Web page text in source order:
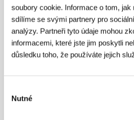
soubory cookie. Informace o tom, jak
sdílíme se svými partnery pro
analýzy. Partneři tyto údaje mohou
informacemi, které jste jim poskytli
důsledku toho, že používáte jejich
souhlasu
Nutné
Kontakty
100MeterFilms
Dainan Building 1F, Honshio-cho
Fax: +81 3 33 58 34 11